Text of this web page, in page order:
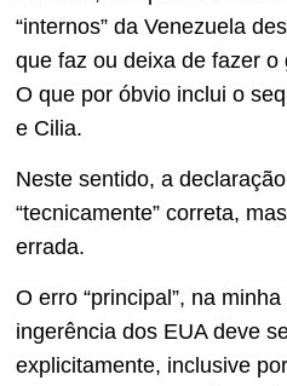
“internos” da Venezuela
que faz ou deixa de fazer o
O que por óbvio inclui o
e Cilia.
Neste sentido, a
“tecnicamente” correta,
errada.
O erro “principal”, na
ingerência dos EUA deve
explicitamente, inclusive